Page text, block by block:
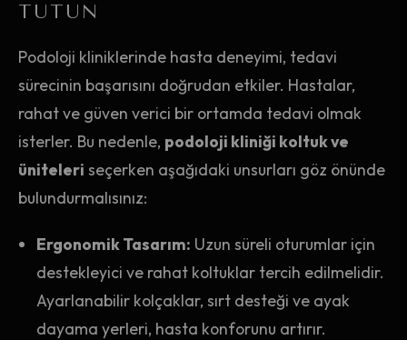
TUTUN
Podoloji kliniklerinde hasta deneyimi, tedavi
sürecinin başarısını doğrudan etkiler. Hastalar,
rahat ve güven verici bir ortamda tedavi olmak
isterler. Bu nedenle, podoloji kliniği koltuk ve
üniteleri seçerken aşağıdaki unsurları göz önünde
bulundurmalısınız:
Ergonomik Tasarım: Uzun süreli oturumlar için
destekleyici ve rahat koltuklar tercih edilmelidir.
Ayarlanabilir kolçaklar, sırt desteği ve ayak
dayama yerleri, hasta konforunu artırır.